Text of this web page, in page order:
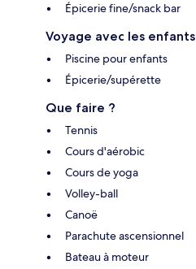
Épicerie fine/snack bar
Voyage avec les enfants
Piscine pour enfants
Épicerie/supérette
Que faire ?
Tennis
Cours d'aérobic
Cours de yoga
Volley-ball
Canoë
Parachute ascensionnel
Bateau à moteur